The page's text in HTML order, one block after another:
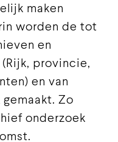
maken
worden de tot
en
provincie,
en van
Zo
onderzoek